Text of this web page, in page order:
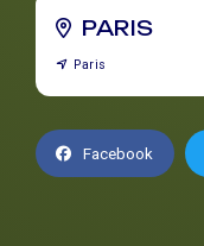
PARIS
Paris
Facebook